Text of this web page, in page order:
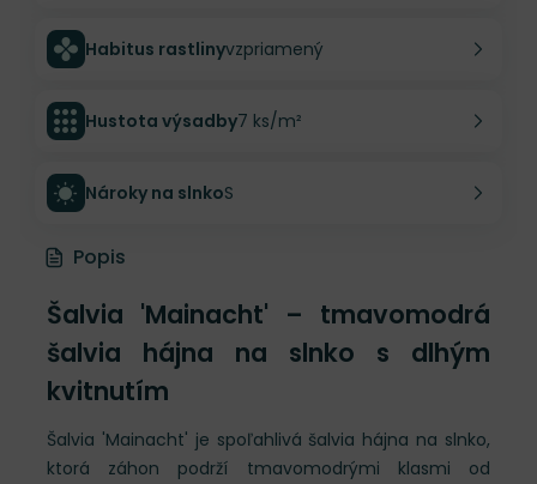
Habitus rastlinyvzpriamený
Hustota výsadby7 ks/m²
Nároky na slnkoS
Popis
Šalvia 'Mainacht' – tmavomodrá
šalvia hájna na slnko s dlhým
kvitnutím
Šalvia 'Mainacht' je spoľahlivá šalvia hájna na slnko,
ktorá záhon podrží tmavomodrými klasmi od